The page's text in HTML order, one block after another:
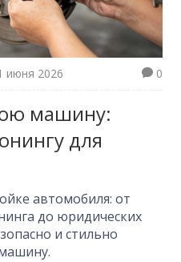
июня 2026 0
машину:
для
автомобиля: от
до юридических
и стильно